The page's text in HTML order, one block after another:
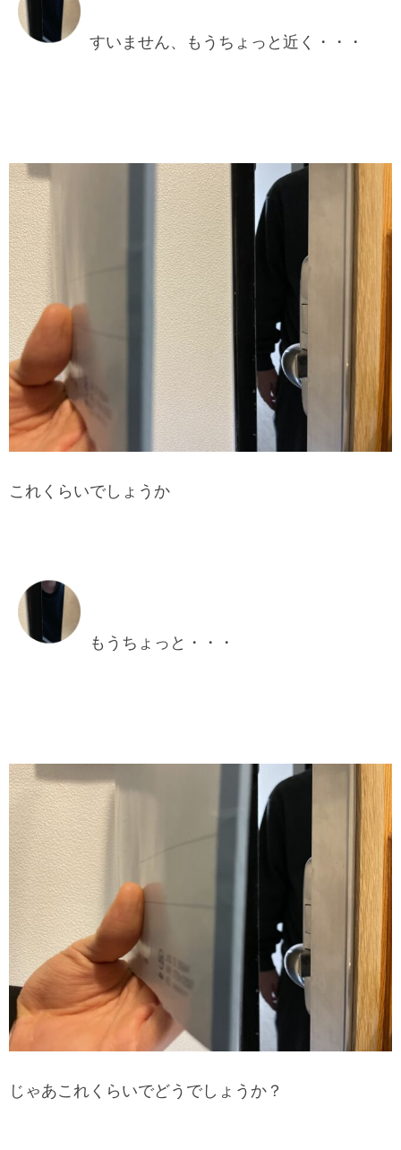
すいません、もうちょっと近く・・・
これくらいでしょうか
もうちょっと・・・
じゃあこれくらいでどうでしょうか？